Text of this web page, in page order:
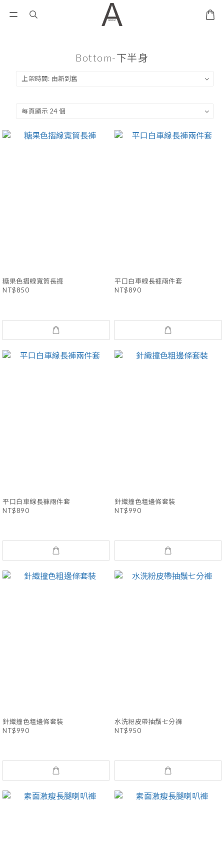
Bottom-下半身
糖果色摺線寬筒長褲
NT$850
平口白車線長褲兩件套
NT$890
平口白車線長褲兩件套
NT$890
針織撞色粗邊條套裝
NT$990
針織撞色粗邊條套裝
NT$990
水洗粉皮帶抽鬚七分褲
NT$950